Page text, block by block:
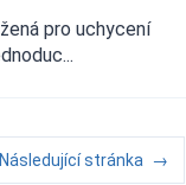
pro uchycení
Následující stránka →